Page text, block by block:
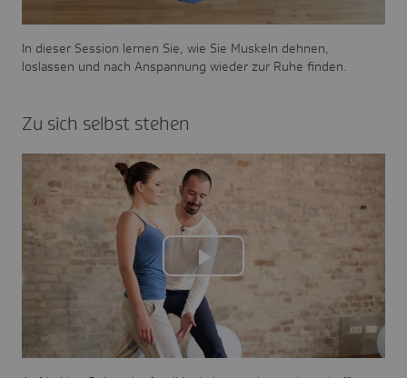
In dieser Session lernen Sie, wie Sie Muskeln dehnen,
loslassen und nach Anspannung wieder zur Ruhe finden.
Zu sich selbst stehen
Play
Video